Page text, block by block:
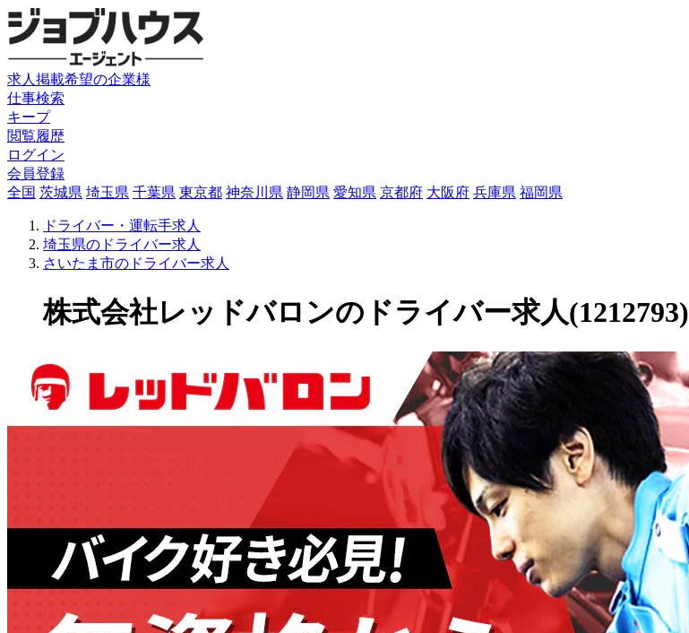
求人掲載希望の企業様
仕事検索
キープ
閲覧履歴
ログイン
会員登録
全国 茨城県 埼玉県 千葉県 東京都 神奈川県 静岡県 愛知県 京都府 大阪府 兵庫県 福岡県
ドライバー・運転手求人
埼玉県のドライバー求人
さいたま市のドライバー求人
株式会社レッドバロンのドライバー求人(1212793)